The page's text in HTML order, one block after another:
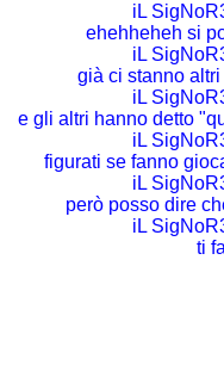
iL
ehehheheh si
iL
già ci stanno
iL
e gli altri hanno detto
iL
figurati se fanno
iL
però posso dire
iL
ti